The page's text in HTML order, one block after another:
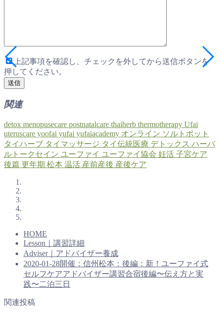
上記事項を確認し、チェックを外してから送信ボタンを
押してください。
関連
detox menopusecare postnatalcare thaiherb thermotherapy Ufai
uteruscare yoofai yufai yufaiacademy オンライン ソルトポット
タイハーブ タイマッサージ タイ伝統医療 デトックス ハーバ
ルトークセイン ユーファイ ユーファイ協会 妊活 子宮ケア
後篇 更年期 松本 温活 産前産後 産後ケア
HOME
Lesson｜講習詳細
Adviser｜アドバイザー養成
2020-01-28開催：信州松本：後編：新！ユーファイ式
セルフケアアドバイザー講習合宿後編〜伝え方と実
践〜二泊三日
関連投稿